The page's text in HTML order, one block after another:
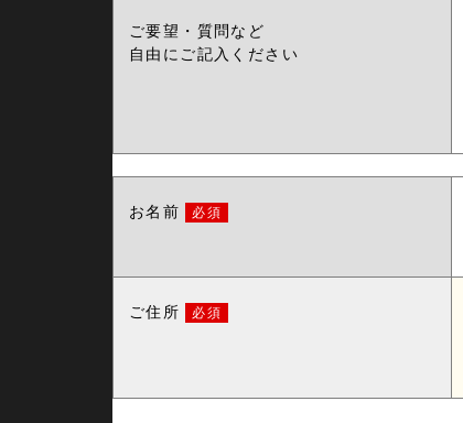
ご要望・質問など
自由にご記入ください
お名前 必須
ご住所 必須